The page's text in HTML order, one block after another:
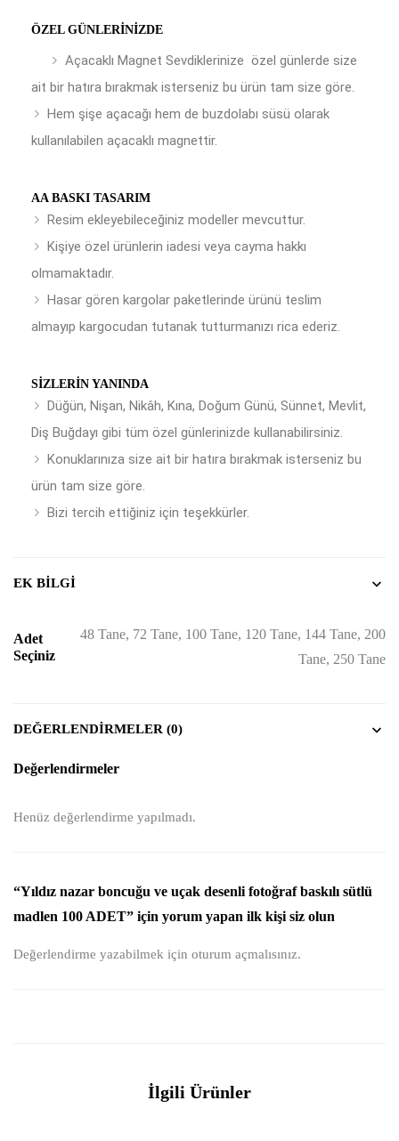
ÖZEL GÜNLERINIZDE
Açacaklı Magnet Sevdiklerinize özel günlerde size
ait bir hatıra bırakmak isterseniz bu ürün tam size göre.
Hem şişe açacağı hem de buzdolabı süsü olarak
kullanılabilen açacaklı magnettir.
AA BASKI TASARIM
Resim ekleyebileceğiniz modeller mevcuttur.
Kişiye özel ürünlerin iadesi veya cayma hakkı
olmamaktadır.
Hasar gören kargolar paketlerinde ürünü teslim
almayıp kargocudan tutanak tutturmanızı rica ederiz.
SIZLERIN YANINDA
Düğün, Nişan, Nikâh, Kına, Doğum Günü, Sünnet, Mevlit,
Diş Buğdayı gibi tüm özel günlerinizde kullanabilirsiniz.
Konuklarınıza size ait bir hatıra bırakmak isterseniz bu
ürün tam size göre.
Bizi tercih ettiğiniz için teşekkürler.
EK BILGI
Adet
Seçiniz
48 Tane, 72 Tane, 100 Tane, 120 Tane, 144 Tane, 200
Tane, 250 Tane
DEĞERLENDIRMELER (0)
Değerlendirmeler
Henüz değerlendirme yapılmadı.
“Yıldız nazar boncuğu ve uçak desenli fotoğraf baskılı sütlü
madlen 100 ADET” için yorum yapan ilk kişi siz olun
Değerlendirme yazabilmek için oturum açmalısınız.
İlgili Ürünler